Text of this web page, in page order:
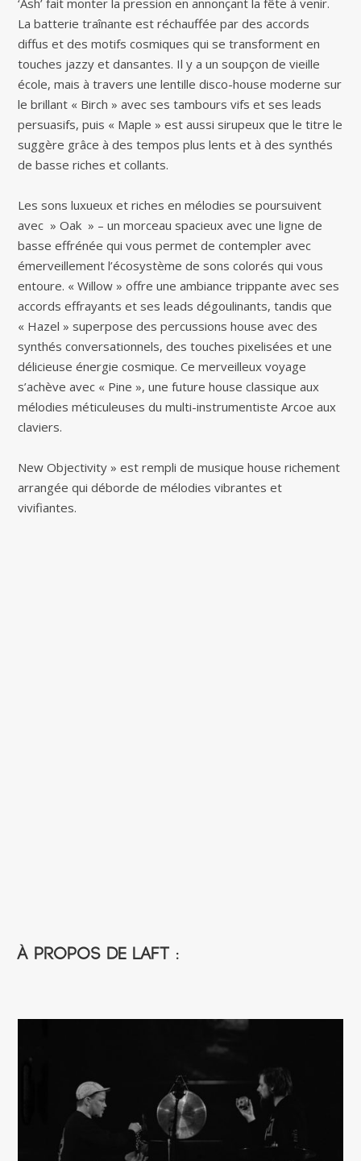
‘Ash’ fait monter la pression en annonçant la fête à venir.
La batterie traînante est réchauffée par des accords
diffus et des motifs cosmiques qui se transforment en
touches jazzy et dansantes. Il y a un soupçon de vieille
école, mais à travers une lentille disco-house moderne sur
le brillant « Birch » avec ses tambours vifs et ses leads
persuasifs, puis « Maple » est aussi sirupeux que le titre le
suggère grâce à des tempos plus lents et à des synthés
de basse riches et collants.
Les sons luxueux et riches en mélodies se poursuivent
avec » Oak » – un morceau spacieux avec une ligne de
basse effrénée qui vous permet de contempler avec
émerveillement l’écosystème de sons colorés qui vous
entoure. « Willow » offre une ambiance trippante avec ses
accords effrayants et ses leads dégoulinants, tandis que
« Hazel » superpose des percussions house avec des
synthés conversationnels, des touches pixelisées et une
délicieuse énergie cosmique. Ce merveilleux voyage
s’achève avec « Pine », une future house classique aux
mélodies méticuleuses du multi-instrumentiste Arcoe aux
claviers.
New Objectivity » est rempli de musique house richement
arrangée qui déborde de mélodies vibrantes et
vivifiantes.
À propos de LAFT :